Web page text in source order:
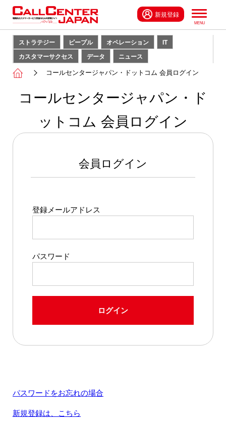
新規登録
ストラテジー ピープル オペレーション
IT
カスタマーサクセス
データ ニュース
コールセンタージャパン・ドットコム 会員ログイン
コールセンタージャパン・ド
ットコム 会員ログイン
会員ログイン
登録メールアドレス
パスワード
ログイン
パスワードをお忘れの場合
新規登録は、こちら